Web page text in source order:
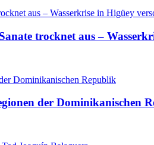
trocknet aus –
der Dominikanischen